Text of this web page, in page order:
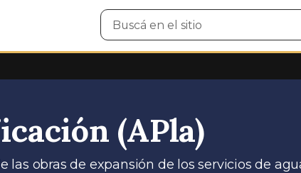
Buscar
en
(APla)
obras de expansión de los servicios de